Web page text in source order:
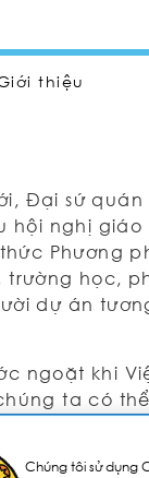
thiệu
Đại sứ
hội nghị
Phương
học,
dự án
ngoặt khi
ta có
học này
Chúng tôi sử dụng